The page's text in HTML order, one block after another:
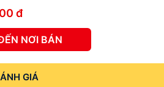
đ
NƠI BÁN
GIÁ